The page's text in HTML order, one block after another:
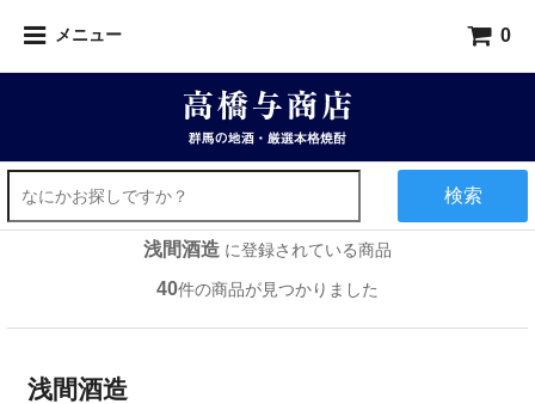
メニュー 0
検索
浅間酒造 に登録されている商品
40件の商品が見つかりました
浅間酒造